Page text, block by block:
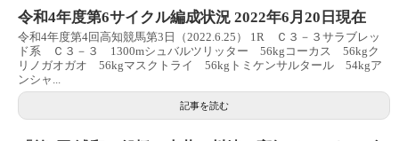
令和4年度第6サイクル編成状況 2022年6月20日現在
令和4年度第4回高知競馬第3日（2022.6.25） 1R Ｃ３－３サラブレッ
ド系 Ｃ３－３ 1300mシュバルツリッター 56kgコーカス 56kgク
リノガオガオ 56kgマスクトライ 56kgトミケンサルタール 54kgア
ンシャ...
記事を読む